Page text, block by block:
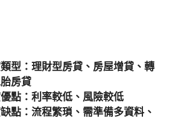
型：理財型房貸、房屋增貸、轉
房貸
點：利率較低、風險較低
點：流程繁瑣、需準備多資料、